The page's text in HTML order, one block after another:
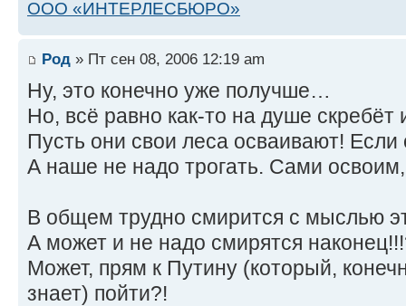
ООО «ИНТЕРЛЕСБЮРО»
Род » Пт сен 08, 2006 12:19 am
Ну, это конечно уже получше…
Но, всё равно как-то на душе скребёт
Пусть они свои леса осваивают!
А наше не надо трогать. Сами освоим,
В общем трудно смирится с мыслью
А может и не надо смирятся
Может, прям к Путину (который,
знает) пойти?!